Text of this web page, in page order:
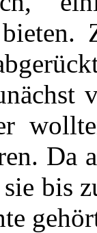
Da
bis